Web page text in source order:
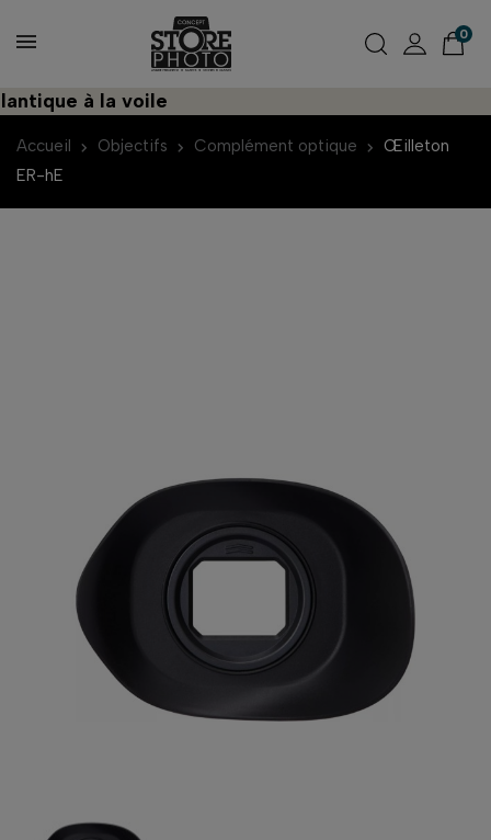
0
à la voile
Accueil Objectifs Complément optique
Œilleton
ER-hE